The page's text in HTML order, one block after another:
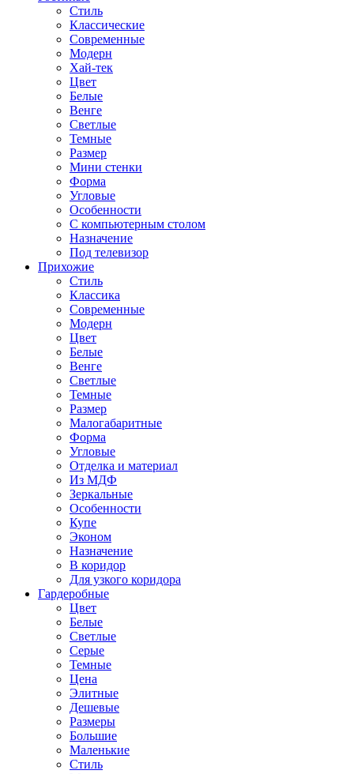
Стиль
Классические
Современные
Модерн
Хай-тек
Цвет
Белые
Венге
Светлые
Темные
Размер
Мини стенки
Форма
Угловые
Особенности
С компьютерным столом
Назначение
Под телевизор
Прихожие
Стиль
Классика
Современные
Модерн
Цвет
Белые
Венге
Светлые
Темные
Размер
Малогабаритные
Форма
Угловые
Отделка и материал
Из МДФ
Зеркальные
Особенности
Купе
Эконом
Назначение
В коридор
Для узкого коридора
Гардеробные
Цвет
Белые
Светлые
Серые
Темные
Цена
Элитные
Дешевые
Размеры
Большие
Маленькие
Стиль